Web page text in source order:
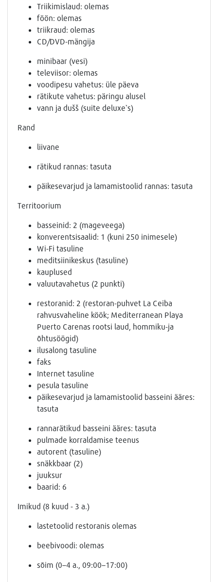
Triikimislaud: olemas
föön: olemas
triikraud: olemas
CD/DVD-mängija
minibaar (vesi)
televiisor: olemas
voodipesu vahetus: üle päeva
rätikute vahetus: päringu alusel
vann ja dušš (suite deluxe`s)
Rand
liivane
rätikud rannas: tasuta
päikesevarjud ja lamamistoolid rannas: tasuta
Territoorium
basseinid: 2 (mageveega)
konverentsisaalid: 1 (kuni 250 inimesele)
Wi-Fi tasuline
meditsiinikeskus (tasuline)
kauplused
valuutavahetus (2 punkti)
restoranid: 2 (restoran-puhvet La Ceiba
rahvusvaheline köök; Mediterranean Playa
Puerto Carenas rootsi laud, hommiku-ja
õhtusöögid)
ilusalong tasuline
faks
Internet tasuline
pesula tasuline
päikesevarjud ja lamamistoolid basseini ääres:
tasuta
rannarätikud basseini ääres: tasuta
pulmade korraldamise teenus
autorent (tasuline)
snäkkbaar (2)
juuksur
baarid: 6
Imikud (8 kuud - 3 a.)
lastetoolid restoranis olemas
beebivoodi: olemas
sõim (0–4 a., 09:00–17:00)